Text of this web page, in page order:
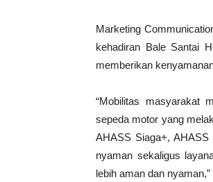
Marketing
kehadiran Bale Santai
memberikan
“Mobilitas masyarakat
sepeda motor yang
AHASS Siaga+,
nyaman sekaligus
lebih aman dan